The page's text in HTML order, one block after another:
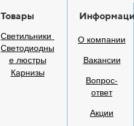
Товары
Светильники
Светодиодны
е люстры
Карнизы
О компании
Вакансии
Вопрос-
ответ
Акции